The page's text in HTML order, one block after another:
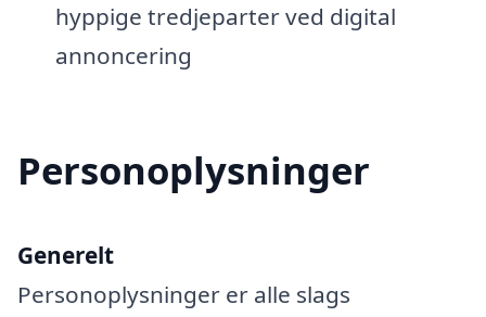
hyppige tredjeparter ved digital
annoncering
Personoplysninger
Generelt
Personoplysninger er alle slags